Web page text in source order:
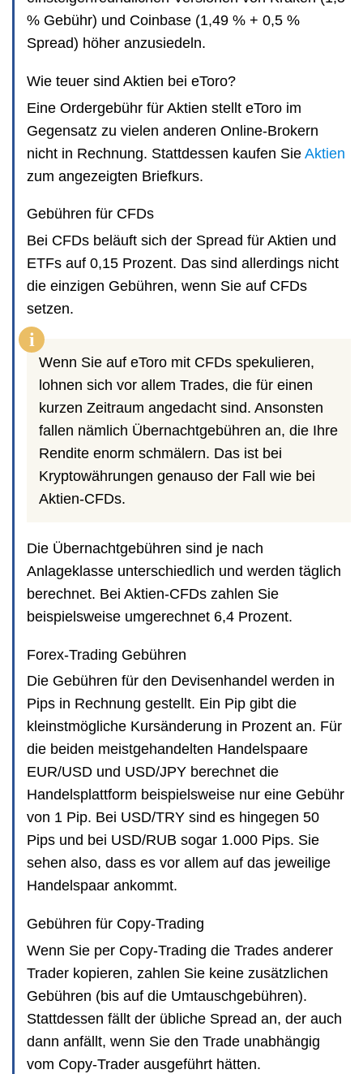
% Gebühr) und Coinbase (1,49 % + 0,5 %
Spread) höher anzusiedeln.
Wie teuer sind Aktien bei eToro?
Eine Ordergebühr für Aktien stellt eToro im
Gegensatz zu vielen anderen Online-Brokern
nicht in Rechnung. Stattdessen kaufen Sie Aktien
zum angezeigten Briefkurs.
Gebühren für CFDs
Bei CFDs beläuft sich der Spread für Aktien und
ETFs auf 0,15 Prozent. Das sind allerdings nicht
die einzigen Gebühren, wenn Sie auf CFDs
setzen.
i
Wenn Sie auf eToro mit CFDs spekulieren,
lohnen sich vor allem Trades, die für einen
kurzen Zeitraum angedacht sind. Ansonsten
fallen nämlich Übernachtgebühren an, die Ihre
Rendite enorm schmälern. Das ist bei
Kryptowährungen genauso der Fall wie bei
Aktien-CFDs.
Die Übernachtgebühren sind je nach
Anlageklasse unterschiedlich und werden täglich
berechnet. Bei Aktien-CFDs zahlen Sie
beispielsweise umgerechnet 6,4 Prozent.
Forex-Trading Gebühren
Die Gebühren für den Devisenhandel werden in
Pips in Rechnung gestellt. Ein Pip gibt die
kleinstmögliche Kursänderung in Prozent an. Für
die beiden meistgehandelten Handelspaare
EUR/USD und USD/JPY berechnet die
Handelsplattform beispielsweise nur eine Gebühr
von 1 Pip. Bei USD/TRY sind es hingegen 50
Pips und bei USD/RUB sogar 1.000 Pips. Sie
sehen also, dass es vor allem auf das jeweilige
Handelspaar ankommt.
Gebühren für Copy-Trading
Wenn Sie per Copy-Trading die Trades anderer
Trader kopieren, zahlen Sie keine zusätzlichen
Gebühren (bis auf die Umtauschgebühren).
Stattdessen fällt der übliche Spread an, der auch
dann anfällt, wenn Sie den Trade unabhängig
vom Copy-Trader ausgeführt hätten.